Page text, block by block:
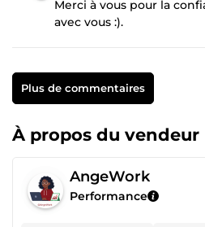
Merci à vous pour la
avec vous :).
Plus de commentaires
À propos du vendeur
AngeWork
Performance